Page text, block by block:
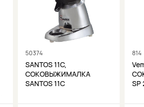
50374
SANTOS 11C,
СОКОВЫЖИМАЛКА
SANTOS 11C
814
SP